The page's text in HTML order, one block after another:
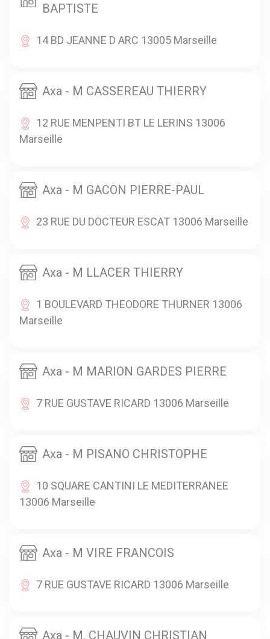
BAPTISTE
14 BD JEANNE D ARC 13005 Marseille
Axa - M CASSEREAU THIERRY
12 RUE MENPENTI BT LE LERINS 13006
Marseille
Axa - M GACON PIERRE-PAUL
23 RUE DU DOCTEUR ESCAT 13006 Marseille
Axa - M LLACER THIERRY
1 BOULEVARD THEODORE THURNER 13006
Marseille
Axa - M MARION GARDES PIERRE
7 RUE GUSTAVE RICARD 13006 Marseille
Axa - M PISANO CHRISTOPHE
10 SQUARE CANTINI LE MEDITERRANEE
13006 Marseille
Axa - M VIRE FRANCOIS
7 RUE GUSTAVE RICARD 13006 Marseille
Axa - M. CHAUVIN CHRISTIAN